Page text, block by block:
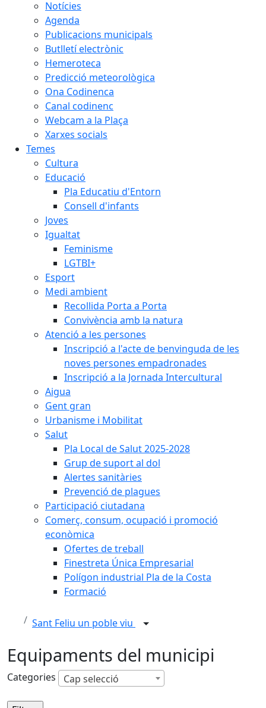
Notícies
Agenda
Publicacions municipals
Butlletí electrònic
Hemeroteca
Predicció meteorològica
Ona Codinenca
Canal codinenc
Webcam a la Plaça
Xarxes socials
Temes
Cultura
Educació
Pla Educatiu d'Entorn
Consell d'infants
Joves
Igualtat
Feminisme
LGTBI+
Esport
Medi ambient
Recollida Porta a Porta
Convivència amb la natura
Atenció a les persones
Inscripció a l'acte de benvinguda de les
noves persones empadronades
Inscripció a la Jornada Intercultural
Aigua
Gent gran
Urbanisme i Mobilitat
Salut
Pla Local de Salut 2025-2028
Grup de suport al dol
Alertes sanitàries
Prevenció de plagues
Participació ciutadana
Comerç, consum, ocupació i promoció
econòmica
Ofertes de treball
Finestreta Única Empresarial
Polígon industrial Pla de la Costa
Formació
Sant Feliu un poble viu
Equipaments del municipi
Categories Cap selecció